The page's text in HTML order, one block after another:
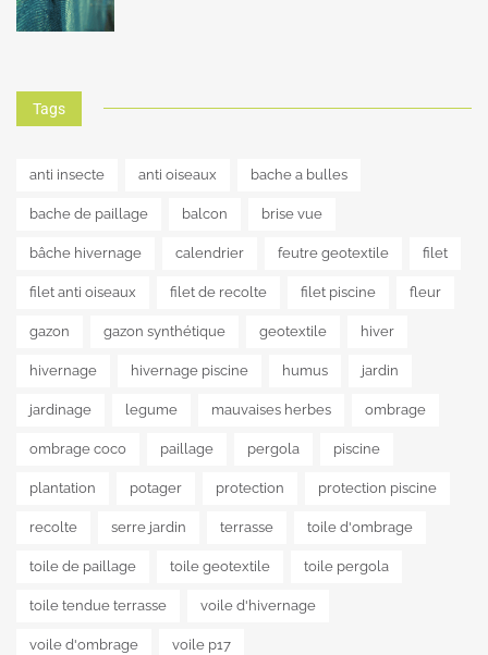
Tags
anti insecte anti oiseaux bache a bulles
bache de paillage balcon brise vue
bâche hivernage calendrier feutre geotextile filet
filet anti oiseaux filet de recolte filet piscine fleur
gazon gazon synthétique geotextile hiver
hivernage hivernage piscine humus jardin
jardinage legume mauvaises herbes ombrage
ombrage coco paillage pergola piscine
plantation potager protection protection piscine
recolte serre jardin terrasse toile d'ombrage
toile de paillage toile geotextile toile pergola
toile tendue terrasse voile d'hivernage
voile d'ombrage voile p17